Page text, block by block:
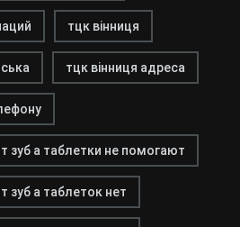
тцк вінниця
тцк вінниця адреса
зуб а таблетки не помогают
зуб а таблеток нет